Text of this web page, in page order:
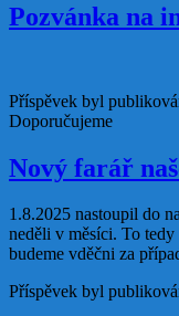
Pozvánka na
Příspěvek byl
Doporučujeme
Nový farář
1.8.2025 nastoupil do
neděli v měsíci. To
budeme vděčni za
Příspěvek byl